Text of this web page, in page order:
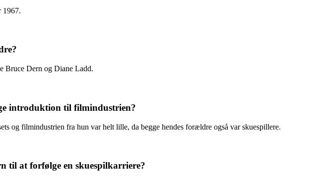
1967.
Bruce Dern og Diane Ladd.
introduktion til filmindustrien?
og filmindustrien fra hun var helt lille, da begge hendes forældre også var skuespillere.
til at forfølge en skuespilkarriere?